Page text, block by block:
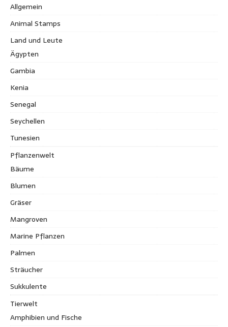
Allgemein
Animal Stamps
Land und Leute
Ägypten
Gambia
Kenia
Senegal
Seychellen
Tunesien
Pflanzenwelt
Bäume
Blumen
Gräser
Mangroven
Marine Pflanzen
Palmen
Sträucher
Sukkulente
Tierwelt
Amphibien und Fische